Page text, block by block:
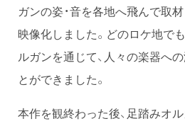
ガンの姿・音を各地へ飛んで取
映像化しました。どのロケ地で
ルガンを通じて、人々の楽器へ
とができました。
本作を観終わった後、足踏みオ